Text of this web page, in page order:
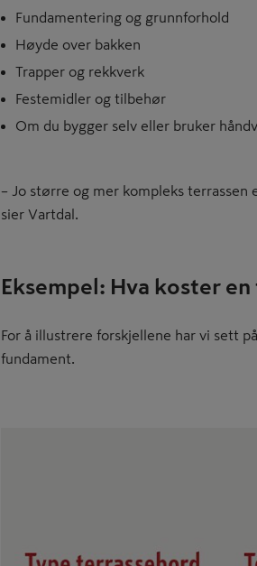
Fundamentering og grunnforhold
Høyde over bakken
Trapper og rekkverk
Festemidler og tilbehør
Om du bygger selv eller bruker
– Jo større og mer kompleks terrassen
sier Vartdal.
Eksempel: Hva koster en
For å illustrere forskjellene har vi sett
fundament.